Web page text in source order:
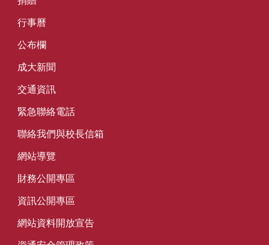
行事曆
公布欄
成大新聞
交通資訊
緊急聯絡電話
聯絡我們與校長信箱
網站導覽
財務公開專區
資訊公開專區
網站資料開放宣告